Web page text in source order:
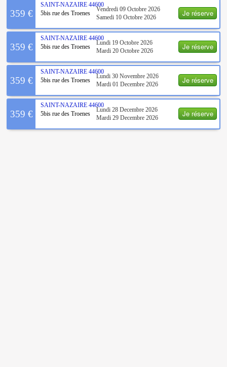
Je réserve
359 €
SAINT-NAZAIRE 44600
5bis rue des Troenes
Vendredi 09 Octobre 2026
Samedi 10 Octobre 2026
Je réserve
359 €
SAINT-NAZAIRE 44600
5bis rue des Troenes
Lundi 19 Octobre 2026
Mardi 20 Octobre 2026
Je réserve
359 €
SAINT-NAZAIRE 44600
5bis rue des Troenes
Lundi 30 Novembre 2026
Mardi 01 Decembre 2026
Je réserve
359 €
SAINT-NAZAIRE 44600
5bis rue des Troenes
Lundi 28 Decembre 2026
Mardi 29 Decembre 2026